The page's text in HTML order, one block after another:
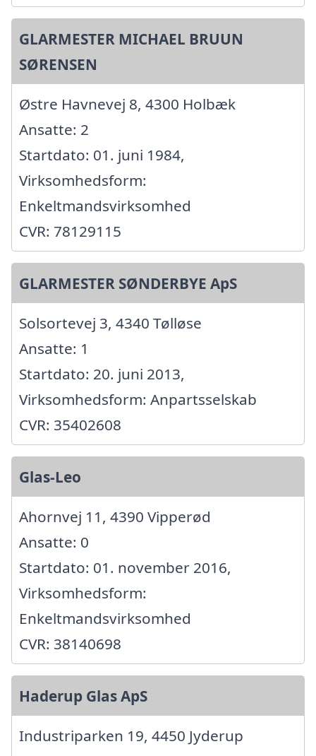
GLARMESTER MICHAEL BRUUN
SØRENSEN
Østre Havnevej 8, 4300 Holbæk
Ansatte: 2
Startdato: 01. juni 1984,
Virksomhedsform:
Enkeltmandsvirksomhed
CVR: 78129115
GLARMESTER SØNDERBYE ApS
Solsortevej 3, 4340 Tølløse
Ansatte: 1
Startdato: 20. juni 2013,
Virksomhedsform: Anpartsselskab
CVR: 35402608
Glas-Leo
Ahornvej 11, 4390 Vipperød
Ansatte: 0
Startdato: 01. november 2016,
Virksomhedsform:
Enkeltmandsvirksomhed
CVR: 38140698
Haderup Glas ApS
Industriparken 19, 4450 Jyderup